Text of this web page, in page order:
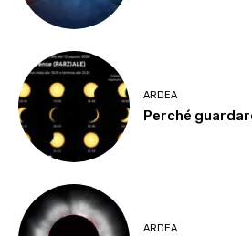
ARDEA
Perché
ARDEA